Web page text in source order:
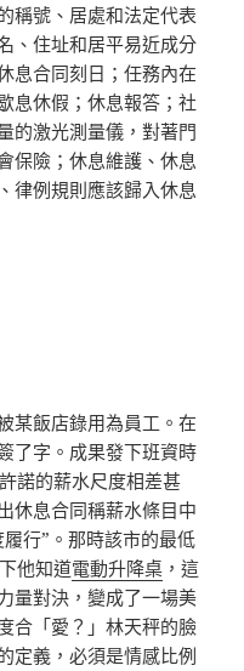
稱號、居處和法定代表
、住址和居平易近成分
息合同刻日；任務內在
息休假；休息報答；社
的激光測量儀，對著門
保險；休息維護、休息
律例規則應該歸入休息
飯店錄用為員工。在
了字。成果發下班資時
諾的薪水尺度相差甚
休息合同稱薪水條目中
行”。那時該市的最低
他知道電動升降桌 ，這
量對決，變成了一場美
合「愛？」林天秤的臉
定義，必須是情感比例